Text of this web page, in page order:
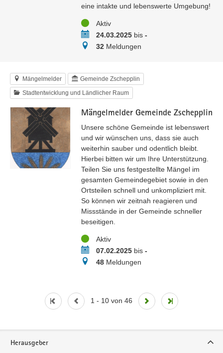
eine intakte und lebenswerte Umgebung!
StatusAktiv
Zeitraum24.03.2025bis -
Meldungen
32Meldungen
Mängelmelder Gemeinde Zschepplin
Stadtentwicklung und Ländlicher Raum
Mängelmelder Gemeinde Zschepplin
Unsere schöne Gemeinde ist lebenswert
und wir wünschen uns, dass sie auch
weiterhin sauber und odentlich bleibt.
Hierbei bitten wir um Ihre Unterstützung.
Teilen Sie uns festgestellte Mängel im
gesamten Gemeindegebiet sowie in den
Ortsteilen schnell und unkompliziert mit.
So können wir zeitnah reagieren und
Missstände in der Gemeinde schneller
beseitigen.
StatusAktiv
Zeitraum07.02.2025bis -
Meldungen
48Meldungen
1 - 10 von 46
Herausgeber